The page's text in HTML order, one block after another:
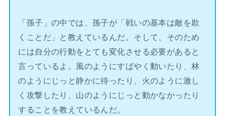
「孫子」の中では、孫子が「戦いの基本は敵を欺
くことだ」と教えているんだ。そして、そのため
には自分の行動をとても変化させる必要があると
言っているよ。風のようにすばやく動いたり、林
のようにじっと静かに待ったり、火のように激し
く攻撃したり、山のようにじっと動かなかったり
することを教えているんだ。